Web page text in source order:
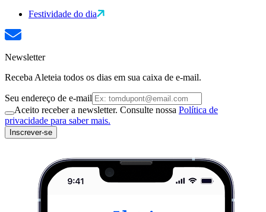
Festividade do dia
Newsletter
Receba Aleteia todos os dias em sua caixa de e-mail.
Seu endereço de e-mail
Aceito receber a newsletter. Consulte nossa Política de
privacidade para saber mais.
Inscrever-se